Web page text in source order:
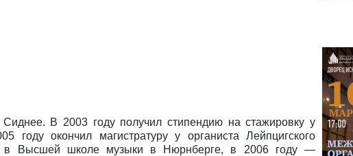
В 2003 году получил стипендию на стажировку у
окончил магистратуру у органиста Лейпцигского
в Высшей школе музыки в Нюрнберге, в 2006 году —